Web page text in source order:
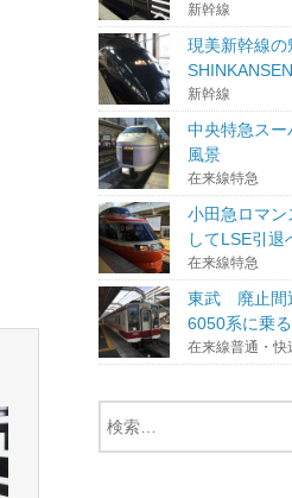
新幹線
現美新幹線の
新幹線
中央特急ス
風景
在来線特急
小田急ロマン
してLSE引退
在来線特急
東武 廃止間
6050系に乗る
在来線普通・快